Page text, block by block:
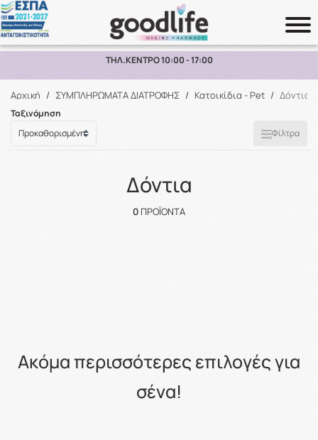
Αναζήτηση
ΤΗΛ.ΚΕΝΤΡΟ 10:00 - 17:00
Αρχική / ΣΥΜΠΛΗΡΩΜΑΤΑ ΔΙΑΤΡΟΦΗΣ / Κατοικίδια - Pet / Δόντια
Ταξινόμηση
Φίλτρα
Δόντια
0ΠΡΟΪΌΝΤΑ
Ακόμα περισσότερες επιλογές για
σένα!